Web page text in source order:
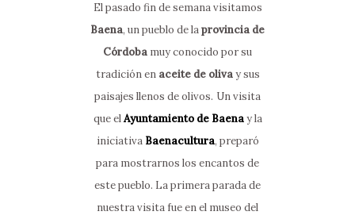
El pasado fin de semana visitamos
Baena, un pueblo de laprovincia de
Córdoba muy conocido por su
tradición en aceite de olivay sus
paisajes llenos de olivos. Un visita
que elAyuntamiento de Baenay la
iniciativa Baenacultura, preparó
para mostrarnos los encantos de
este pueblo. La primera parada de
nuestra visita fue en el museo del